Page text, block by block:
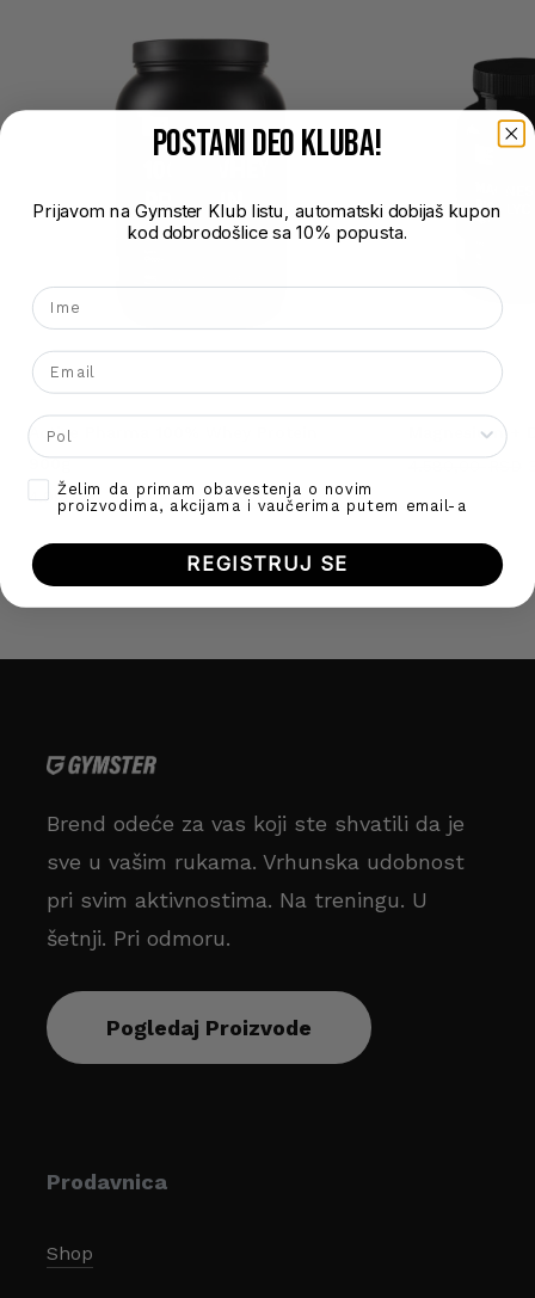
Nema proizvoda u korpi.
Active Pharma 100% Whey Protein
900g
4.990,00
Magnesium +
Brend odeće za vas koji ste shvatili da je
sve u vašim rukama. Vrhunska udobnost
pri svim aktivnostima. Na treningu. U
šetnji. Pri odmoru.
Pogledaj Proizvode
Prodavnica
Shop
POSTANI DEO kluba!
Prijavom na Gymster Klub listu, automatski dobijaš kupon
kod dobrodošlice sa 10% popusta.
Ime
Email
Gender
Opt-inŽelim da primam obavestenja o novim
proizvodima, akcijama i vaučerima putem email-a
REGISTRUJ SE